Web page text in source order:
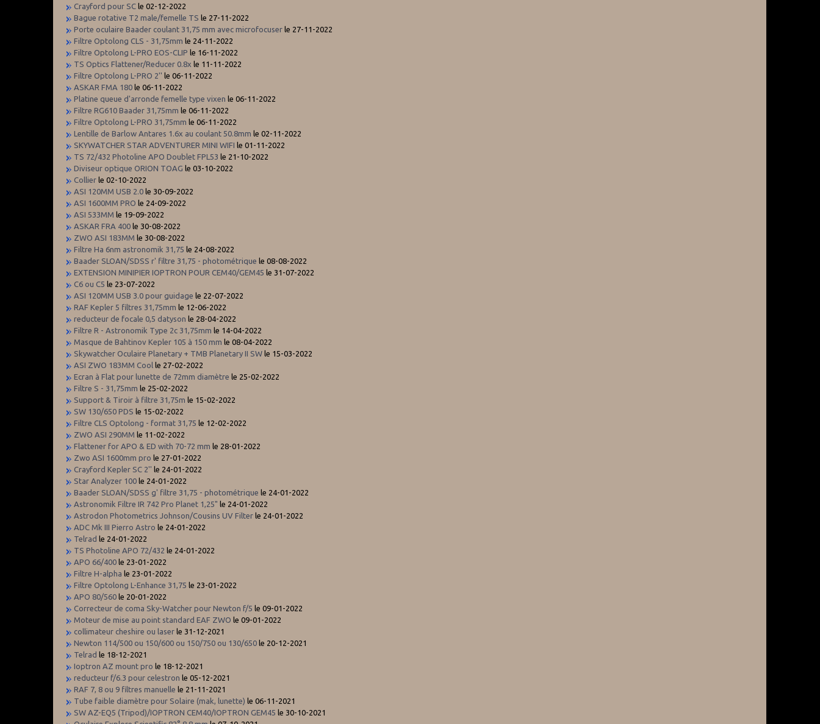
Crayford pour SC le 02-12-2022
Bague rotative T2 male/femelle TS le 27-11-2022
Porte oculaire Baader coulant 31,75 mm avec microfocuser le 27-11-2022
Filtre Optolong CLS - 31,75mm le 24-11-2022
Filtre Optolong L-PRO EOS-CLIP le 16-11-2022
TS Optics Flattener/Reducer 0.8x le 11-11-2022
Filtre Optolong L-PRO 2'' le 06-11-2022
ASKAR FMA 180 le 06-11-2022
Platine queue d'arronde femelle type vixen le 06-11-2022
Filtre RG610 Baader 31,75mm le 06-11-2022
Filtre Optolong L-PRO 31,75mm le 06-11-2022
Lentille de Barlow Antares 1.6x au coulant 50.8mm le 02-11-2022
SKYWATCHER STAR ADVENTURER MINI WIFI le 01-11-2022
TS 72/432 Photoline APO Doublet FPL53 le 21-10-2022
Diviseur optique ORION TOAG le 03-10-2022
Collier le 02-10-2022
ASI 120MM USB 2.0 le 30-09-2022
ASI 1600MM PRO le 24-09-2022
ASI 533MM le 19-09-2022
ASKAR FRA 400 le 30-08-2022
ZWO ASI 183MM le 30-08-2022
Filtre Ha 6nm astronomik 31,75 le 24-08-2022
Baader SLOAN/SDSS r' filtre 31,75 - photométrique le 08-08-2022
EXTENSION MINIPIER IOPTRON POUR CEM40/GEM45 le 31-07-2022
C6 ou C5 le 23-07-2022
ASI 120MM USB 3.0 pour guidage le 22-07-2022
RAF Kepler 5 filtres 31,75mm le 12-06-2022
reducteur de focale 0,5 datyson le 28-04-2022
Filtre R - Astronomik Type 2c 31,75mm le 14-04-2022
Masque de Bahtinov Kepler 105 à 150 mm le 08-04-2022
Skywatcher Oculaire Planetary + TMB Planetary II SW le 15-03-2022
ASI ZWO 183MM Cool le 27-02-2022
Ecran à Flat pour lunette de 72mm diamètre le 25-02-2022
Filtre S - 31,75mm le 25-02-2022
Support & Tiroir à filtre 31,75m le 15-02-2022
SW 130/650 PDS le 15-02-2022
Filtre CLS Optolong - format 31,75 le 12-02-2022
ZWO ASI 290MM le 11-02-2022
Flattener for APO & ED with 70-72 mm le 28-01-2022
Zwo ASI 1600mm pro le 27-01-2022
Crayford Kepler SC 2'' le 24-01-2022
Star Analyzer 100 le 24-01-2022
Baader SLOAN/SDSS g' filtre 31,75 - photométrique le 24-01-2022
Astronomik Filtre IR 742 Pro Planet 1,25" le 24-01-2022
Astrodon Photometrics Johnson/Cousins UV Filter le 24-01-2022
ADC Mk III Pierro Astro le 24-01-2022
Telrad le 24-01-2022
TS Photoline APO 72/432 le 24-01-2022
APO 66/400 le 23-01-2022
Filtre H-alpha le 23-01-2022
Filtre Optolong L-Enhance 31,75 le 23-01-2022
APO 80/560 le 20-01-2022
Correcteur de coma Sky-Watcher pour Newton f/5 le 09-01-2022
Moteur de mise au point standard EAF ZWO le 09-01-2022
collimateur cheshire ou laser le 31-12-2021
Newton 114/500 ou 150/600 ou 150/750 ou 130/650 le 20-12-2021
Telrad le 18-12-2021
Ioptron AZ mount pro le 18-12-2021
reducteur f/6.3 pour celestron le 05-12-2021
RAF 7, 8 ou 9 filtres manuelle le 21-11-2021
Tube faible diamètre pour Solaire (mak, lunette) le 06-11-2021
SW AZ-EQ5 (Tripod)/IOPTRON CEM40/IOPTRON GEM45 le 30-10-2021